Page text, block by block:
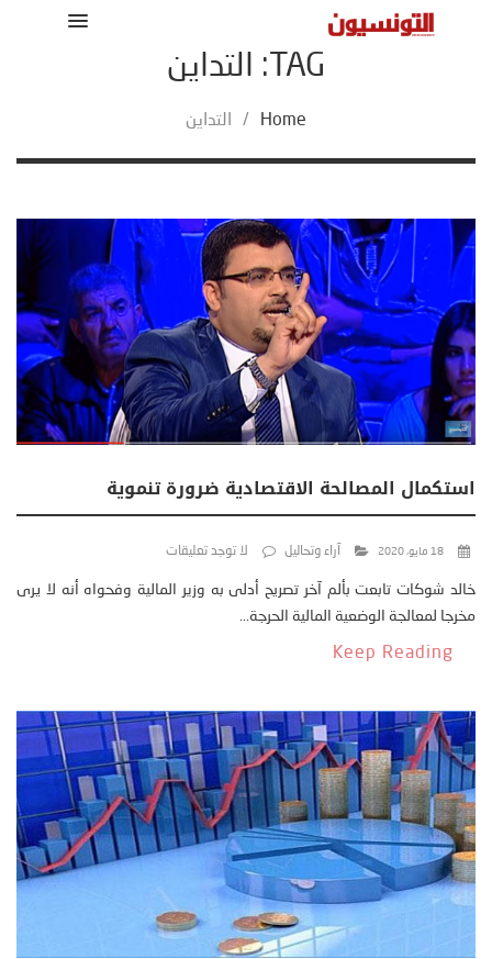
TAG: التداين
Home
/ التداين
استكمال المصالحة الاقتصادية ضرورة تنموية
18 مايو، 2020 آراء وتحاليل لا توجد تعليقات
خالد شوكات تابعت بألم آخر تصريح أدلى به وزير المالية وفحواه أنه لا يرى
مخرجا لمعالجة الوضعية المالية الحرجة...
Keep Reading